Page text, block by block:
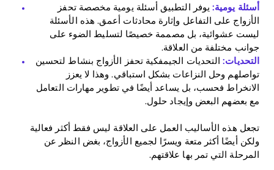
Blog
Download
أسئلة يومية:يوفر التطبيق أسئلة يومية مخصصة تحفز
الأزواج على التفاعل وإثارة محادثات أعمق. هذه الأسئلة
ليست عشوائية، بل مصممة خصيصًا لتسليط الضوء على
جوانب مختلفة من العلاقة.
التحديات:التحديات الجيمفكية تحفز الأزواج بنشاط لتحسين
تواصلهم وحل النزاعات بشكل استباقي. وهذا لا يعزز
الانخراط فحسب، بل يساعد أيضًا في تطوير مهارات التعامل
مع بعضهم البعض وإيجاد حلول.
تجعل هذه الأساليب العمل على العلاقة ليس فقط أكثر فعالية
ولكن أيضًا أكثر متعة ويسرًا لجميع الأزواج، بغض النظر عن
المرحلة التي تمر بها علاقتهم.